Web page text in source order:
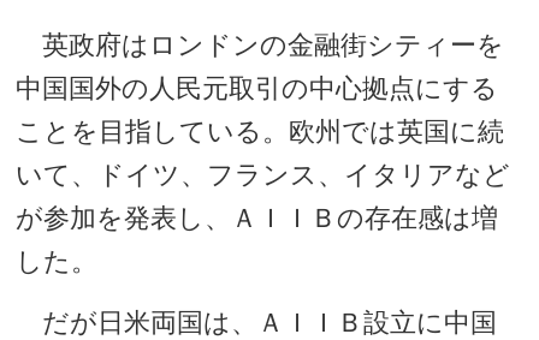
英政府はロンドンの金融街シティーを
中国国外の人民元取引の中心拠点にする
ことを目指している。欧州では英国に続
いて、ドイツ、フランス、イタリアなど
が参加を発表し、ＡＩＩＢの存在感は増
した。
だが日米両国は、ＡＩＩＢ設立に中国